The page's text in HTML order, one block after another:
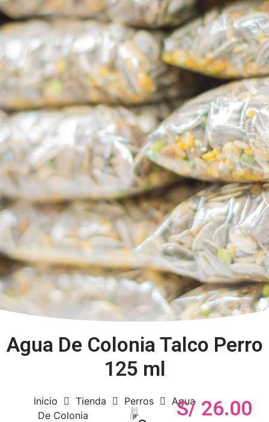
Agua De Colonia Talco Perro
125 ml
Inicio Tienda Perros
Agua
De Colonia
S/ 26.00